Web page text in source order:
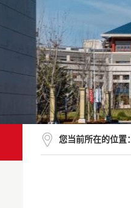
您当前所在的位置：